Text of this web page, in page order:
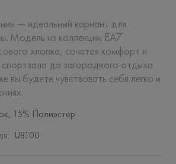
— идеальный вариант для
Модель из коллекции EA7
хлопка, сочетая комфорт и
до загородного отдыха
вы будете чувствовать себя легко и
15% Полиэстер
: U8100